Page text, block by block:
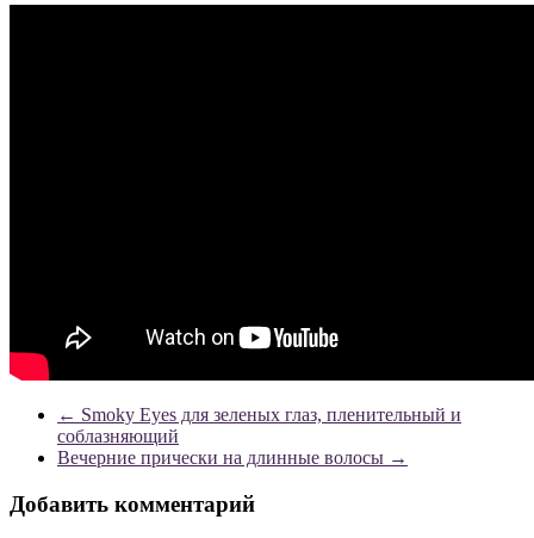
← Smoky Eyes для зеленых глаз, пленительный и
соблазняющий
Вечерние прически на длинные волосы →
Добавить комментарий